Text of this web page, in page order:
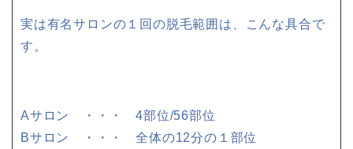
実は有名サロンの１回の脱毛範囲は、こんな具合で
す。
Aサロン ・・・ 4部位/56部位
Bサロン ・・・ 全体の12分の１部位